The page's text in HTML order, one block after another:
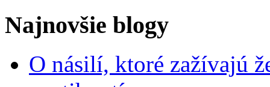
Najnovšie blogy
O násilí, ktoré zažívajú